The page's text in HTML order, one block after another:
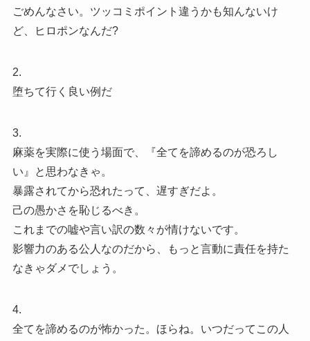
ごめんなさい。ツッコミポイント違うかも知んないけ
ど、ヒロポンなんだ?
2.
堕ちて行く良い例だ
3.
麻薬を実際に使う場面で、『全てを諦めるのが恐ろし
い』と思わなきゃ。
暴露されてから恐れたって、遅すぎだよ。
己の愚かさを恥じるべき。
これまでの嘘や言い訳の数々が情けないです。
影響力のある公人なのだから、もっと言動に責任を持た
なきゃダメでしょう。
4.
全てを諦めるのが怖かった。ほらね。いつだってこの人